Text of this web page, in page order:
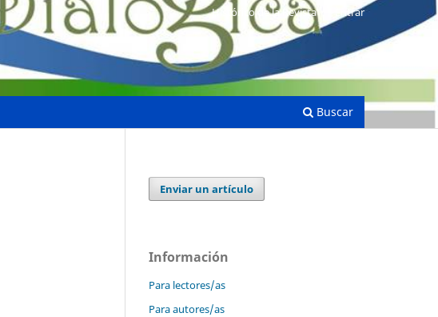
Buscar
Histórico de la Revista Entrar
Enviar un artículo
Información
Para lectores/as
Para autores/as